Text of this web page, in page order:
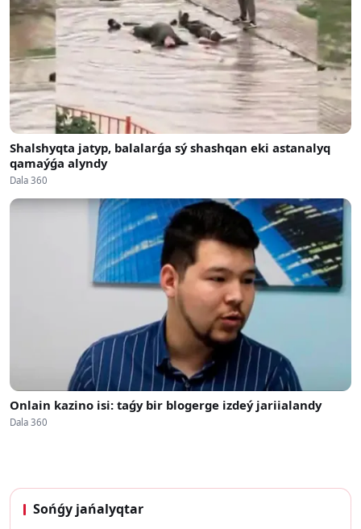
Shalshyqta jatyp, balalarǵa sý shashqan eki astanalyq
qamaýǵa alyndy
Dala 360
Onlain kazino isi: taǵy bir blogerge izdeý jariialandy
Dala 360
Sońǵy jańalyqtar